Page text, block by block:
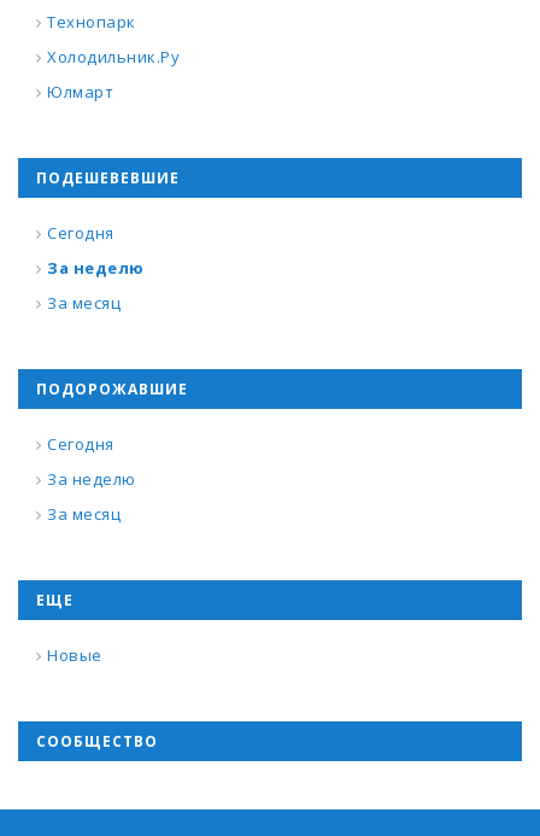
Технопарк
Холодильник.Ру
Юлмарт
ПОДЕШЕВЕВШИЕ
Сегодня
За неделю
За месяц
ПОДОРОЖАВШИЕ
Сегодня
За неделю
За месяц
ЕЩЕ
Новые
СООБЩЕСТВО